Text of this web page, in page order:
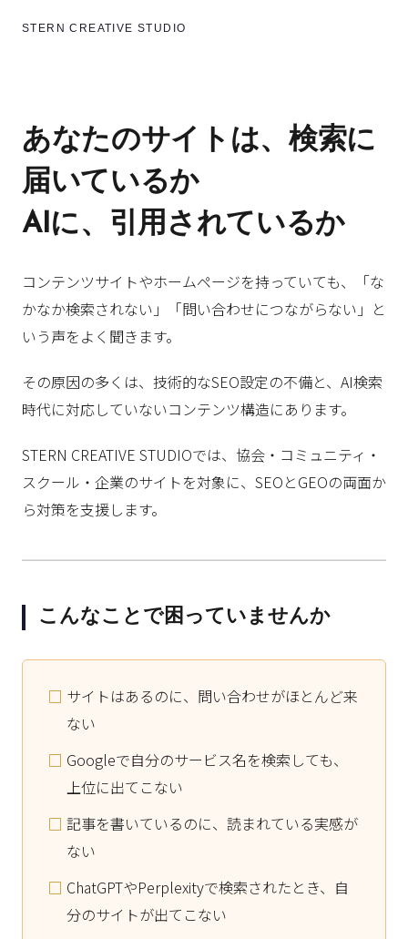
STERN CREATIVE STUDIO
あなたのサイトは、検索に
届いているか
AIに、引用されているか
コンテンツサイトやホームページを持っていても、「な
かなか検索されない」「問い合わせにつながらない」と
いう声をよく聞きます。
その原因の多くは、技術的なSEO設定の不備と、AI検索
時代に対応していないコンテンツ構造にあります。
STERN CREATIVE STUDIOでは、協会・コミュニティ・
スクール・企業のサイトを対象に、SEOとGEOの両面か
ら対策を支援します。
こんなことで困っていませんか
サイトはあるのに、問い合わせがほとんど来
ない
Googleで自分のサービス名を検索しても、
上位に出てこない
記事を書いているのに、読まれている実感が
ない
ChatGPTやPerplexityで検索されたとき、自
分のサイトが出てこない